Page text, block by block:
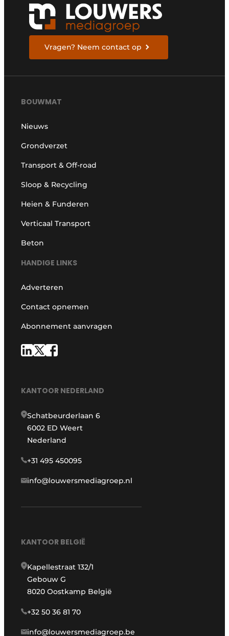
Vragen? Neem contact op
BOUWMAT
Nieuws
Grondverzet
Transport & Off-road
Sloop & Recycling
Heien & Funderen
Verticaal Transport
Beton
HANDIGE LINKS
Adverteren
Contact opnemen
Abonnement aanvragen
KANTOOR NEDERLAND
Schatbeurderlaan 6
6002 ED Weert
Nederland
+31 495 450095
info@louwersmediagroep.nl
KANTOOR BELGIË
Kapellestraat 132/1
Gebouw G
8020 Oostkamp België
+32 50 36 81 70
info@louwersmediagroep.be